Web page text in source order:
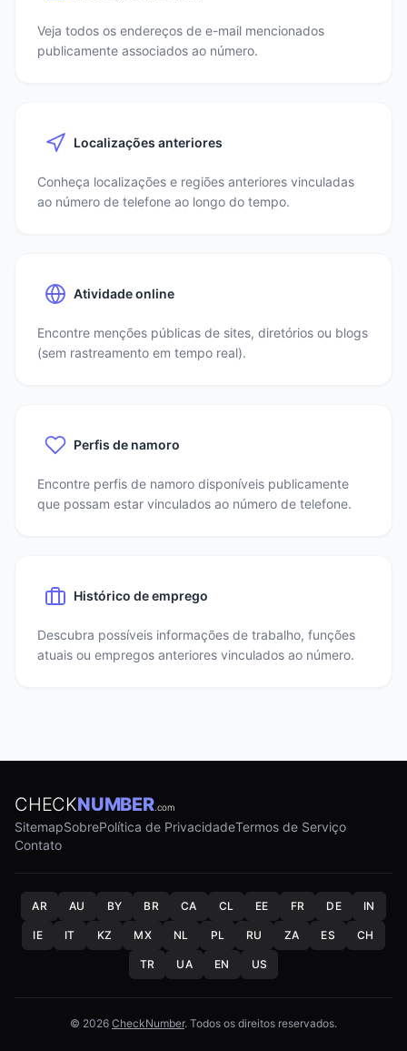
Veja todos os endereços de e-mail mencionados
publicamente associados ao número.
Localizações anteriores
Conheça localizações e regiões anteriores vinculadas
ao número de telefone ao longo do tempo.
Atividade online
Encontre menções públicas de sites, diretórios ou blogs
(sem rastreamento em tempo real).
Perfis de namoro
Encontre perfis de namoro disponíveis publicamente
que possam estar vinculados ao número de telefone.
Histórico de emprego
Descubra possíveis informações de trabalho, funções
atuais ou empregos anteriores vinculados ao número.
CHECKNUMBER.com
SitemapSobrePolítica de PrivacidadeTermos de Serviço
Contato
AR AU BY BR CA CL EE FR DE IN
IE IT KZ MX NL PL RU ZA ES CH
TR UA EN US
© 2026 CheckNumber. Todos os direitos reservados.